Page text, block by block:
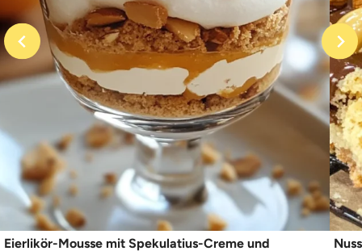
Eierlikör-Mousse mit Spekulatius-Creme und